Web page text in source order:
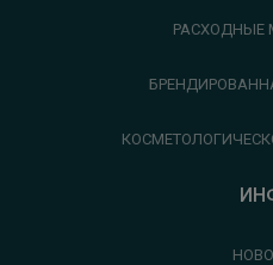
РАСХОДНЫЕ